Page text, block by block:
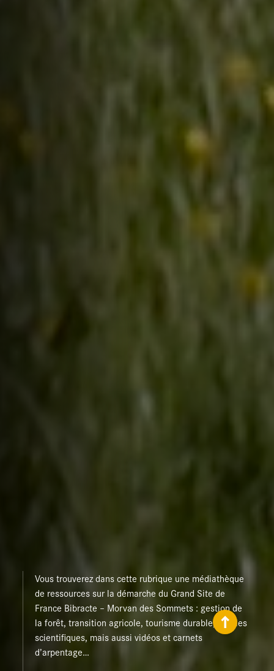
Vous trouverez dans cette rubrique une médiathèque
de ressources sur la démarche du Grand Site de
France Bibracte – Morvan des Sommets : gestion de
la forêt, transition agricole, tourisme durable, articles
scientifiques, mais aussi vidéos et carnets
d’arpentage…